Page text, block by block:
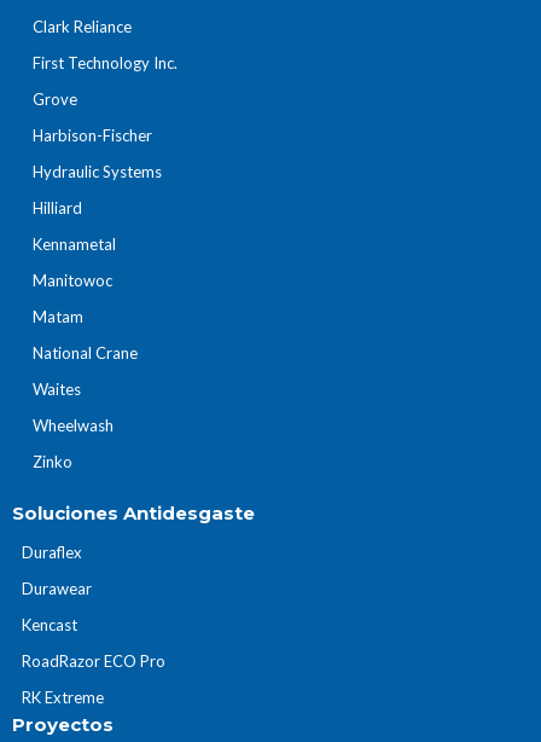
Clark Reliance
First Technology Inc.
Grove
Harbison-Fischer
Hydraulic Systems
Hilliard
Kennametal
Manitowoc
Matam
National Crane
Waites
Wheelwash
Zinko
Soluciones Antidesgaste
Duraflex
Durawear
Kencast
RoadRazor ECO Pro
RK Extreme
Proyectos